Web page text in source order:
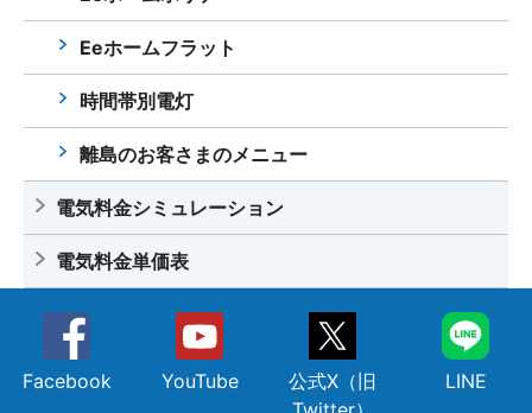
Eeホームフラット
時間帯別電灯
離島のお客さまのメニュー
電気料金シミュレーション
電気料金単価表
Facebook YouTube
公式X（旧
LINE